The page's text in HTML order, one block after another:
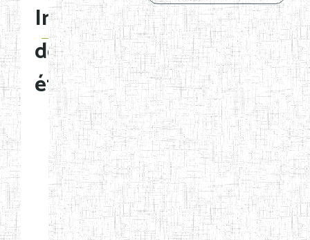
Immatriculation
des
établissements
Etablissements
d'enseignement
normal